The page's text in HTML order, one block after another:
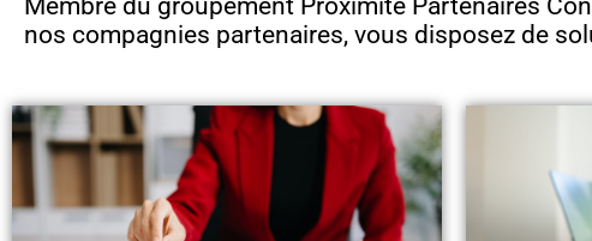
Membre du groupement Proximité Partenaires
nos compagnies partenaires, vous disposez de